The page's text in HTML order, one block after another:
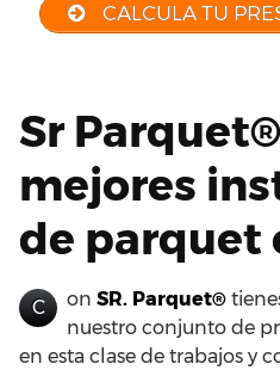
CALCULA TU
Sr
mejores
de parquet
C on SR. Parquet®
nuestro conjunto de
en esta clase de trabajos y